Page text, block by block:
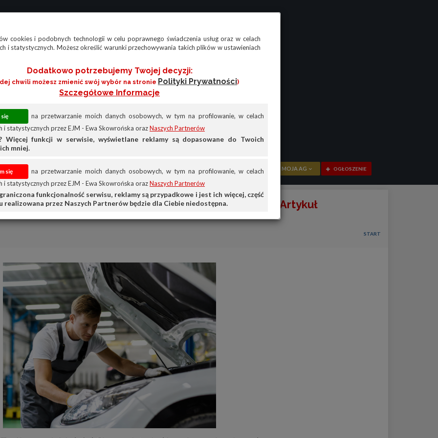
cookies i podobnych technologii w celu poprawnego świadczenia usług oraz w celach
i statystycznych. Możesz określić warunki przechowywania takich plików w ustawieniach
Dodatkowo potrzebujemy Twojej decyzji:
chwili możesz zmienić swój wybór na stronie Polityki Prywatności)
Szczegółowe Informacje
na przetwarzanie moich danych osobowych, w tym na profilowanie, w celach
i statystycznych przez EJM - Ewa Skowrońska orazNaszych Partnerów
Więcej funkcji w serwisie, wyświetlane reklamy są dopasowane do Twoich
mniej.
na przetwarzanie moich danych osobowych, w tym na profilowanie, w celach
i statystycznych przez EJM - Ewa Skowrońska orazNaszych Partnerów
funkcjonalność serwisu, reklamy są przypadkowe i jest ich więcej, część
realizowana przez Naszych Partnerów będzie dla Ciebie niedostępna.
MOJA AG OGŁOSZENIE
opony, oleje i inne elementy eksploatacyjne? - Artykuł
START